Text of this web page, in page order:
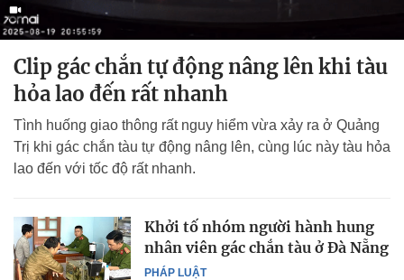
Clip gác chắn tự động nâng lên khi tàu
hỏa lao đến rất nhanh
Tình huống giao thông rất nguy hiểm vừa xảy ra ở Quảng
Trị khi gác chắn tàu tự động nâng lên, cùng lúc này tàu hỏa
lao đến với tốc độ rất nhanh.
PHÁP LUẬT
Khởi tố nhóm người hành hung
nhân viên gác chắn tàu ở Đà Nẵng